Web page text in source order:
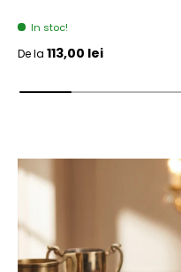
In stoc!
Pret initial
De la 113,00 lei